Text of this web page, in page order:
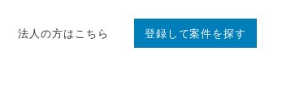
法人の方はこちら 登録して案件を探す